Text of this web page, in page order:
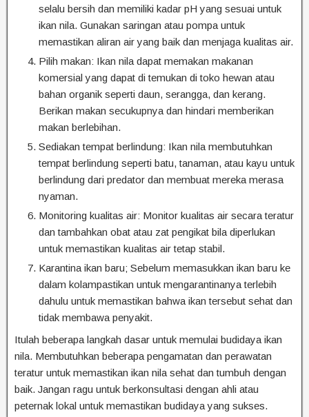
selalu bersih dan memiliki kadar pH yang sesuai untuk
ikan nila. Gunakan saringan atau pompa untuk
memastikan aliran air yang baik dan menjaga kualitas air.
Pilih makan: Ikan nila dapat memakan makanan
komersial yang dapat di temukan di toko hewan atau
bahan organik seperti daun, serangga, dan kerang.
Berikan makan secukupnya dan hindari memberikan
makan berlebihan.
Sediakan tempat berlindung: Ikan nila membutuhkan
tempat berlindung seperti batu, tanaman, atau kayu untuk
berlindung dari predator dan membuat mereka merasa
nyaman.
Monitoring kualitas air: Monitor kualitas air secara teratur
dan tambahkan obat atau zat pengikat bila diperlukan
untuk memastikan kualitas air tetap stabil.
Karantina ikan baru; Sebelum memasukkan ikan baru ke
dalam kolampastikan untuk mengarantinanya terlebih
dahulu untuk memastikan bahwa ikan tersebut sehat dan
tidak membawa penyakit.
Itulah beberapa langkah dasar untuk memulai budidaya ikan
nila. Membutuhkan beberapa pengamatan dan perawatan
teratur untuk memastikan ikan nila sehat dan tumbuh dengan
baik. Jangan ragu untuk berkonsultasi dengan ahli atau
peternak lokal untuk memastikan budidaya yang sukses.